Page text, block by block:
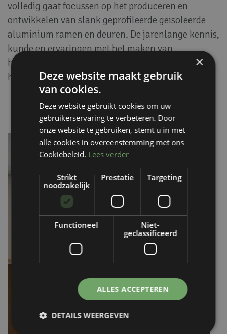
volledig gaat focussen op het produceren en
ontwikkelen van slank geprofileerde geïsoleerde
aluminium ramen en deuren. De jarenlange kennis,
kunde en ervaringen met het maken van
hardglazen producten blijft hierdoor in tact en
heeft haar nieuwe vorm verkregen: de plus.
×
Deze website maakt gebruik
van cookies.
Deze website gebruikt cookies om uw
gebruikerservaring te verbeteren. Door
onze website te gebruiken, stemt u in met
alle cookies in overeenstemming met ons
Cookiebeleid. Lees verder
Strikt
noodzakelijk
Prestatie Targeting
Functioneel
Niet-
geclassificeerd
ALLES ACCEPTEREN
DETAILS WEERGEVEN